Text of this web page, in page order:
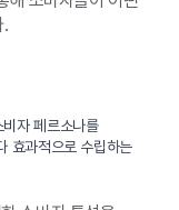
.
자 페르소나를
효과적으로 수립하는